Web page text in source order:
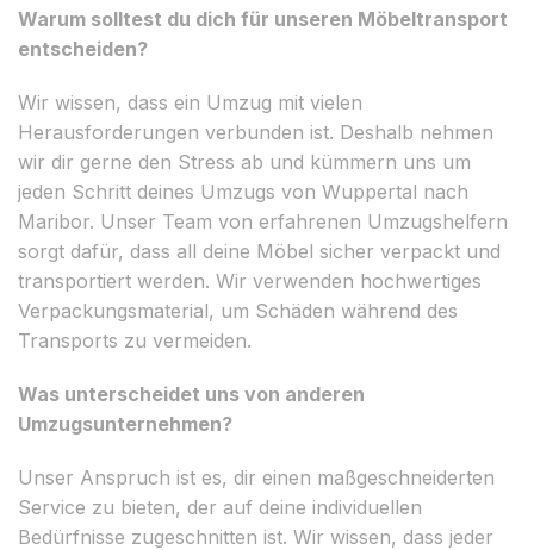
Warum solltest du dich für unseren Möbeltransport
entscheiden?
Wir wissen, dass ein Umzug mit vielen
Herausforderungen verbunden ist. Deshalb nehmen
wir dir gerne den Stress ab und kümmern uns um
jeden Schritt deines Umzugs von Wuppertal nach
Maribor. Unser Team von erfahrenen Umzugshelfern
sorgt dafür, dass all deine Möbel sicher verpackt und
transportiert werden. Wir verwenden hochwertiges
Verpackungsmaterial, um Schäden während des
Transports zu vermeiden.
Was unterscheidet uns von anderen
Umzugsunternehmen?
Unser Anspruch ist es, dir einen maßgeschneiderten
Service zu bieten, der auf deine individuellen
Bedürfnisse zugeschnitten ist. Wir wissen, dass jeder